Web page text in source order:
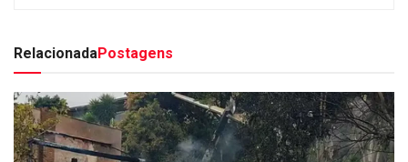
RelacionadaPostagens